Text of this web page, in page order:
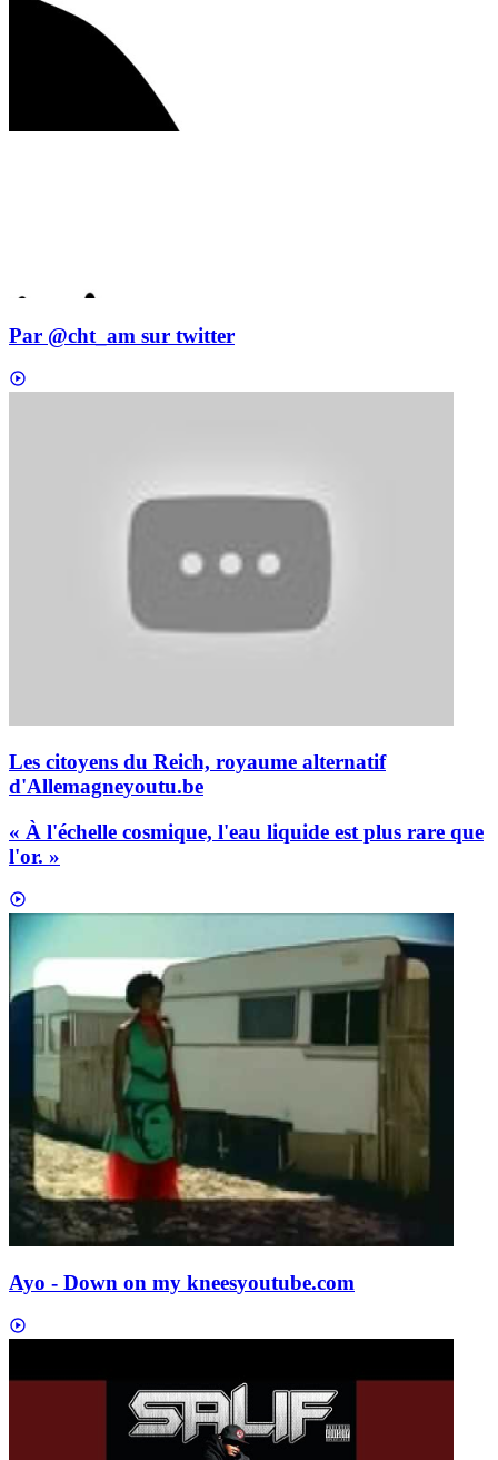
Par @cht_am sur twitter
Les citoyens du Reich, royaume alternatif
d'Allemagneyoutu.be
« À l'échelle cosmique, l'eau liquide est plus rare que
l'or. »
Ayo - Down on my kneesyoutube.com